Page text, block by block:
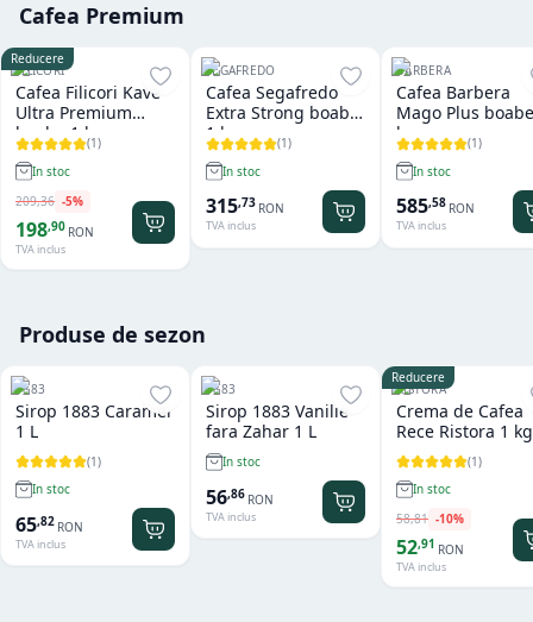
Cafea Premium
Reducere
FILICORI
Cafea Filicori Kave
Ultra Premium
boabe 1 kg
(1)
In stoc
209,36 -5%
198,90 RON
TVA inclus
SEGAFREDO
Cafea Segafredo
Extra Strong boabe
1 kg
(1)
In stoc
315,73 RON
TVA inclus
BARBERA
Cafea Barbera
Mago Plus
kg
(1)
In stoc
585,58 RON
TVA inclus
Produse de sezon
1883
Sirop 1883 Caramel
1 L
(1)
In stoc
65,82 RON
TVA inclus
1883
Sirop 1883 Vanilie
fara Zahar 1 L
In stoc
56,86 RON
TVA inclus
Reducere
RISTORA
Crema de Cafea
Rece Ristora 1 kg
(1)
In stoc
58,81 -10%
52,91 RON
TVA inclus